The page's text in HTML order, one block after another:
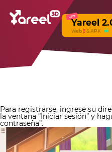
NEW
Yareel
Webβ & APK
Para registrarse, ingrese su
la ventana “Iniciar sesión” y
contraseña”.